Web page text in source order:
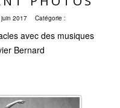
2017 Catégorie :
avec des musiques
Bernard